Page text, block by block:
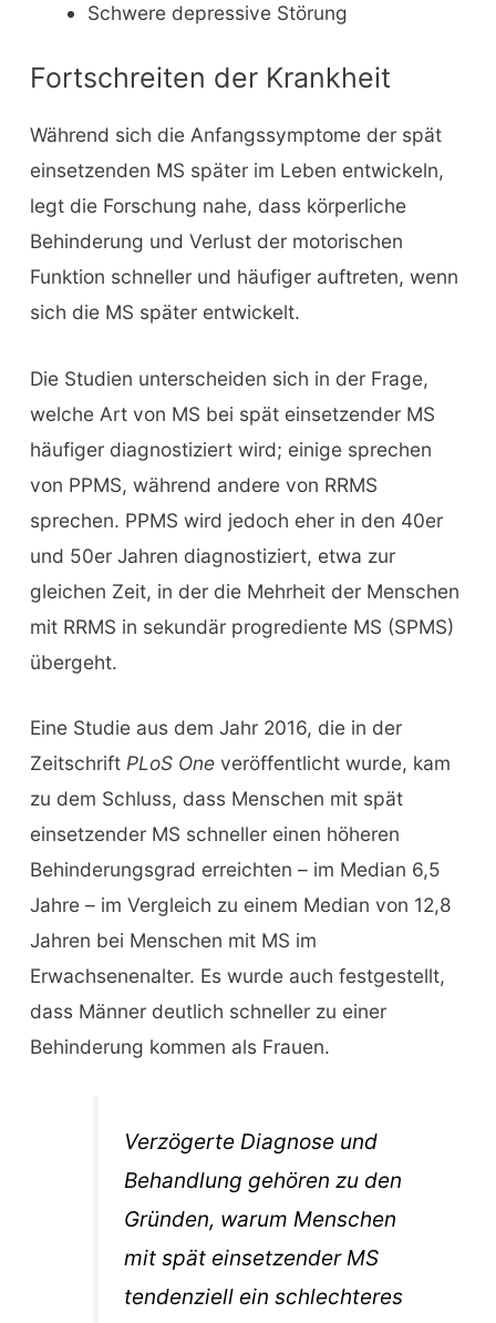
Schwere depressive Störung
Fortschreiten der Krankheit
Während sich die Anfangssymptome der spät
einsetzenden MS später im Leben entwickeln,
legt die Forschung nahe, dass körperliche
Behinderung und Verlust der motorischen
Funktion schneller und häufiger auftreten, wenn
sich die MS später entwickelt.
Die Studien unterscheiden sich in der Frage,
welche Art von MS bei spät einsetzender MS
häufiger diagnostiziert wird; einige sprechen
von PPMS, während andere von RRMS
sprechen. PPMS wird jedoch eher in den 40er
und 50er Jahren diagnostiziert, etwa zur
gleichen Zeit, in der die Mehrheit der Menschen
mit RRMS in sekundär progrediente MS (SPMS)
übergeht.
Eine Studie aus dem Jahr 2016, die in der
Zeitschrift PLoS One veröffentlicht wurde, kam
zu dem Schluss, dass Menschen mit spät
einsetzender MS schneller einen höheren
Behinderungsgrad erreichten – im Median 6,5
Jahre – im Vergleich zu einem Median von 12,8
Jahren bei Menschen mit MS im
Erwachsenenalter. Es wurde auch festgestellt,
dass Männer deutlich schneller zu einer
Behinderung kommen als Frauen.
Verzögerte Diagnose und
Behandlung gehören zu den
Gründen, warum Menschen
mit spät einsetzender MS
tendenziell ein schlechteres